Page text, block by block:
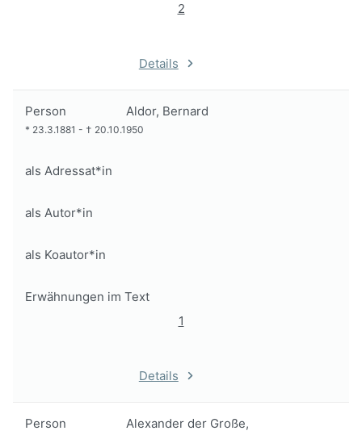
2
Details
Person Aldor, Bernard
* 23.3.1881 - † 20.10.1950
als Adressat*in
als Autor*in
als Koautor*in
Erwähnungen im Text
1
Details
Person Alexander der Große,